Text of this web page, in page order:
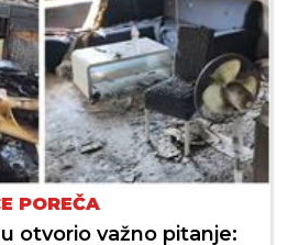
POREČA
otvorio važno pitanje: